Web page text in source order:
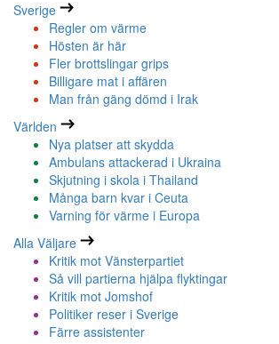
Sverige
Regler om värme
Hösten är här
Fler brottslingar grips
Billigare mat i affären
Man från gäng dömd i Irak
Världen
Nya platser att skydda
Ambulans attackerad i Ukraina
Skjutning i skola i Thailand
Många barn kvar i Ceuta
Varning för värme i Europa
Alla Väljare
Kritik mot Vänsterpartiet
Så vill partierna hjälpa flyktingar
Kritik mot Jomshof
Politiker reser i Sverige
Färre assistenter